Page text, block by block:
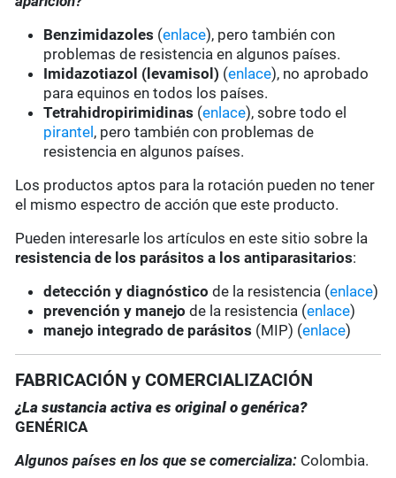
Benzimidazoles (enlace), pero también con
problemas de resistencia en algunos países.
Imidazotiazol (levamisol) (enlace), no aprobado
para equinos en todos los países.
Tetrahidropirimidinas (enlace), sobre todo el
pirantel , pero también con problemas de
resistencia en algunos países.
Los productos aptos para la rotación pueden no tener
el mismo espectro de acción que este producto.
Pueden interesarle los artículos en este sitio sobre la
resistencia de los parásitos a los antiparasitarios:
detección y diagnóstico de la resistencia (enlace)
prevención y manejo de la resistencia (enlace)
manejo integrado de parásitos (MIP) (enlace)
FABRICACIÓN y COMERCIALIZACIÓN
¿La sustancia activa es original o genérica?
GENÉRICA
Algunos países en los que se comercializa: Colombia.